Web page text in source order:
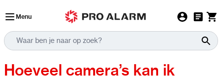
Menu
Hoeveel camera’s kan ik